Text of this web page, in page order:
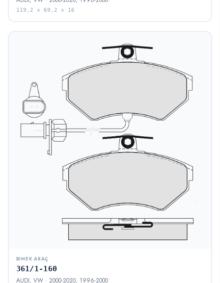
119.2 x 69.2 x 16
BINEK ARAÇ
361/1-160
AUDI, VW · 2000-2020, 1996-2000